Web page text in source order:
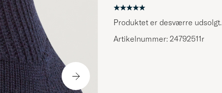
Produktet er desværre udsolgt.
Artikelnummer: 24792511r